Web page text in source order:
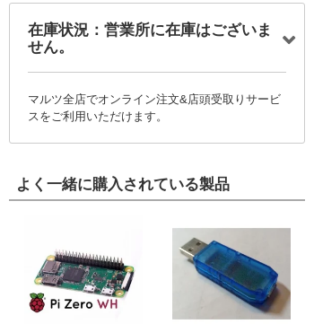
在庫状況：営業所に在庫はございま
せん。
マルツ全店でオンライン注文&店頭受取りサービ
スをご利用いただけます。
よく一緒に購入されている製品